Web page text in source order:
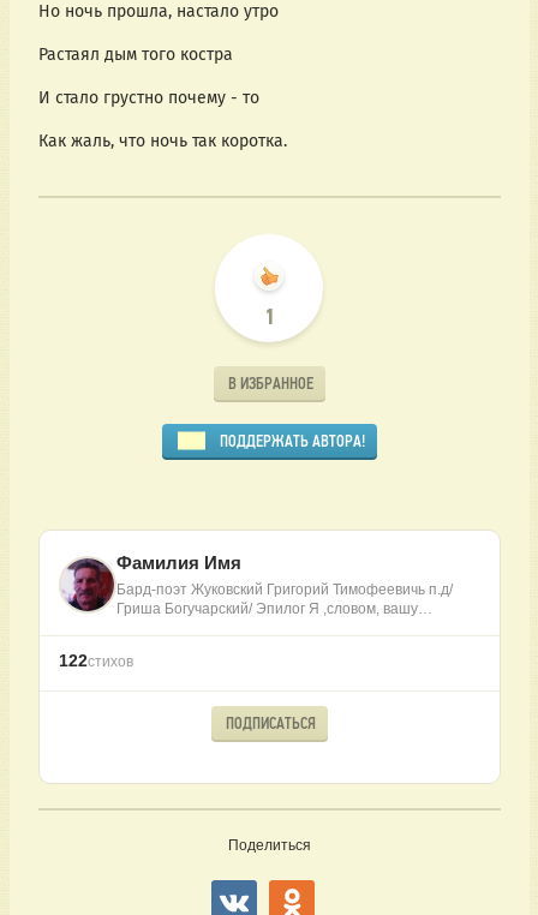
Но ночь прошла, настало утро
Растаял дым того костра
И стало грустно почему - то
Как жаль, что ночь так коротка.
1
В ИЗБРАННОЕ
ПОДДЕРЖАТЬ АВТОРА!
Фамилия Имя
Бард-поэт Жуковский Григорий Тимофеевичь п.д/
Гриша Богучарский/ Эпилог Я ,словом, вашу…
122стихов
ПОДПИСАТЬСЯ
Поделиться